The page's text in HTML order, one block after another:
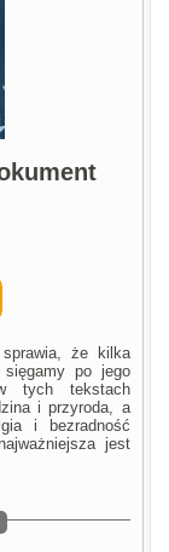
że kilka
po jego
tych tekstach
i przyroda, a
i bezradność
jest